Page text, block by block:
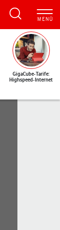
GigaCube-Tarife:
Highspeed-Internet